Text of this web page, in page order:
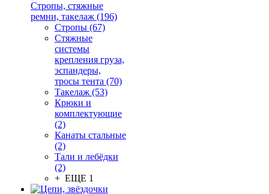
Стропы, стяжные
ремни, такелаж (196)
Стропы (67)
Стяжные
системы
крепления груза,
эспандеры,
тросы тента (70)
Такелаж (53)
Крюки и
комплектующие
(2)
Канаты стальные
(2)
Тали и лебёдки
(2)
+ ЕЩЕ 1